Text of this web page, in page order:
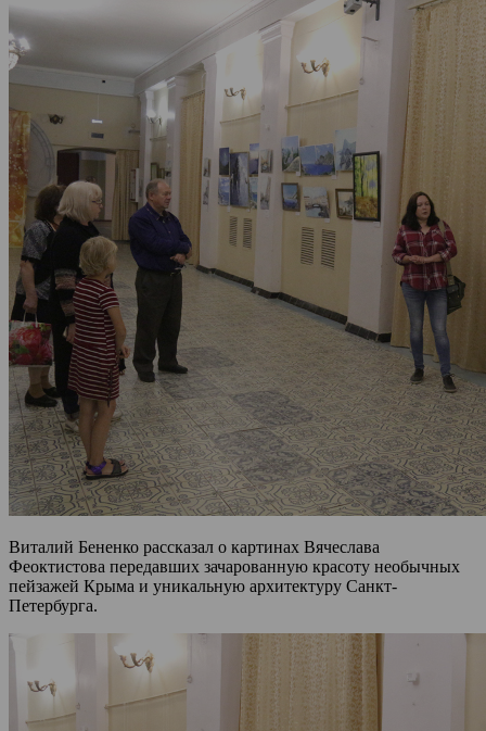
Виталий Бененко рассказал о картинах Вячеслава
Феоктистова передавших зачарованную красоту необычных
пейзажей Крыма и уникальную архитектуру Санкт-
Петербурга.